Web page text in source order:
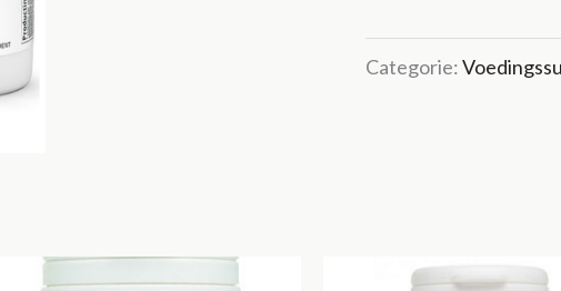
Categorie: